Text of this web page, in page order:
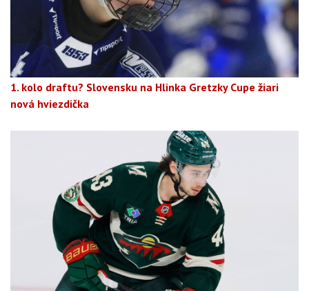
1. kolo draftu? Slovensku na Hlinka Gretzky Cupe žiari
nová hviezdička